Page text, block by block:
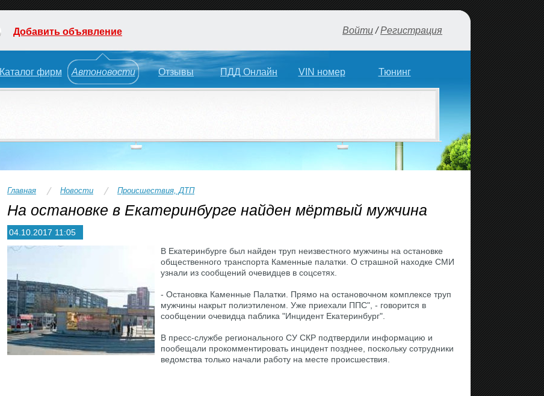
Каталог фирм Автоновости Отзывы ПДД Онлайн VIN номер Тюнинг
Добавить объявление Войти/Регистрация
Главная Новости Происшествия, ДТП
На остановке в Екатеринбурге найден мёртвый мужчина
04.10.2017 11:05
В Екатеринбурге был найден труп неизвестного мужчины на остановке
общественного транспорта Каменные палатки. О страшной находке СМИ
узнали из сообщений очевидцев в соцсетях.
- Остановка Каменные Палатки. Прямо на остановочном комплексе труп
мужчины накрыт полиэтиленом. Уже приехали ППС", - говорится в
сообщении очевидца паблика "Инцидент Екатеринбург".
В пресс-службе регионального СУ СКР подтвердили информацию и
пообещали прокомментировать инцидент позднее, поскольку сотрудники
ведомства только начали работу на месте происшествия.